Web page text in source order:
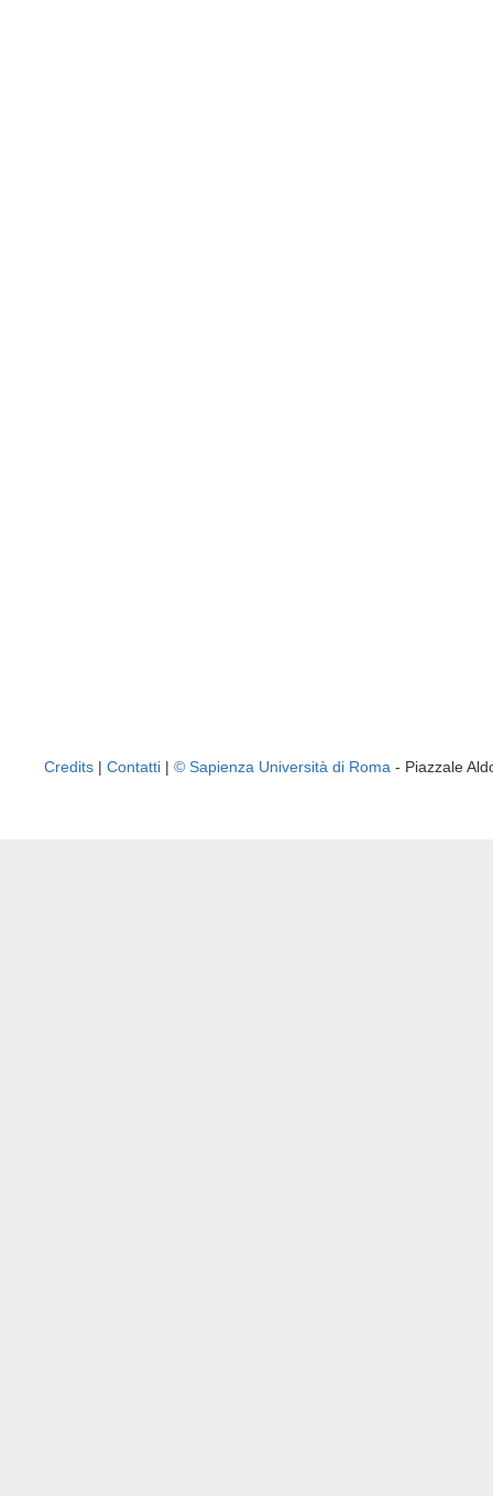
Credits | Contatti | © Sapienza Università di Roma - Piazzale